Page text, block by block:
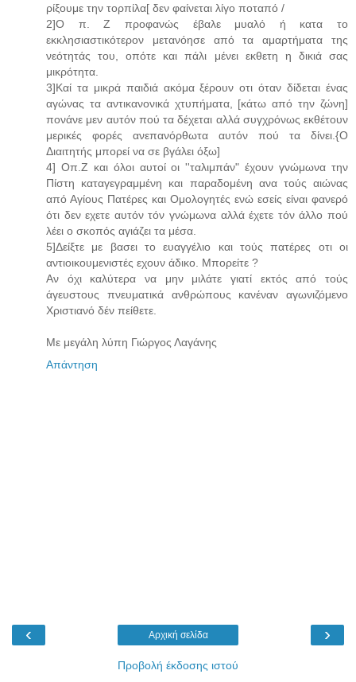
ρίξουμε την τορπίλα[ δεν φαίνεται λίγο ποταπό /
2]Ο π. Ζ προφανώς έβαλε μυαλό ή κατα το
εκκλησιαστικότερον μετανόησε από τα αμαρτήματα της
νεότητάς του, οπότε και πάλι μένει εκθετη η δικιά σας
μικρότητα.
3]Καί τα μικρά παιδιά ακόμα ξέρουν οτι όταν δίδεται ένας
αγώνας τα αντικανονικά χτυπήματα, [κάτω από την ζώνη]
πονάνε μεν αυτόν πού τα δέχεται αλλά συγχρόνως εκθέτουν
μερικές φορές ανεπανόρθωτα αυτόν πού τα δίνει.{Ο
Διαιτητής μπορεί να σε βγάλει όξω]
4] Οπ.Ζ και όλοι αυτοί οι ''ταλιμπάν" έχουν γνώμωνα την
Πίστη καταγεγραμμένη και παραδομένη ανα τούς αιώνας
από Αγίους Πατέρες και Ομολογητές ενώ εσείς είναι φανερό
ότι δεν εχετε αυτόν τόν γνώμωνα αλλά έχετε τόν άλλο πού
λέει ο σκοπός αγιάζει τα μέσα.
5]Δείξτε με βασει το ευαγγέλιο και τούς πατέρες οτι οι
αντιοικουμενιστές εχουν άδικο. Μπορείτε ?
Αν όχι καλύτερα να μην μιλάτε γιατί εκτός από τούς
άγευστους πνευματικά ανθρώπους κανέναν αγωνιζόμενο
Χριστιανό δέν πείθετε.
Με μεγάλη λύπη Γιώργος Λαγάνης
Απάντηση
‹ ›
Αρχική σελίδα
Προβολή έκδοσης ιστού